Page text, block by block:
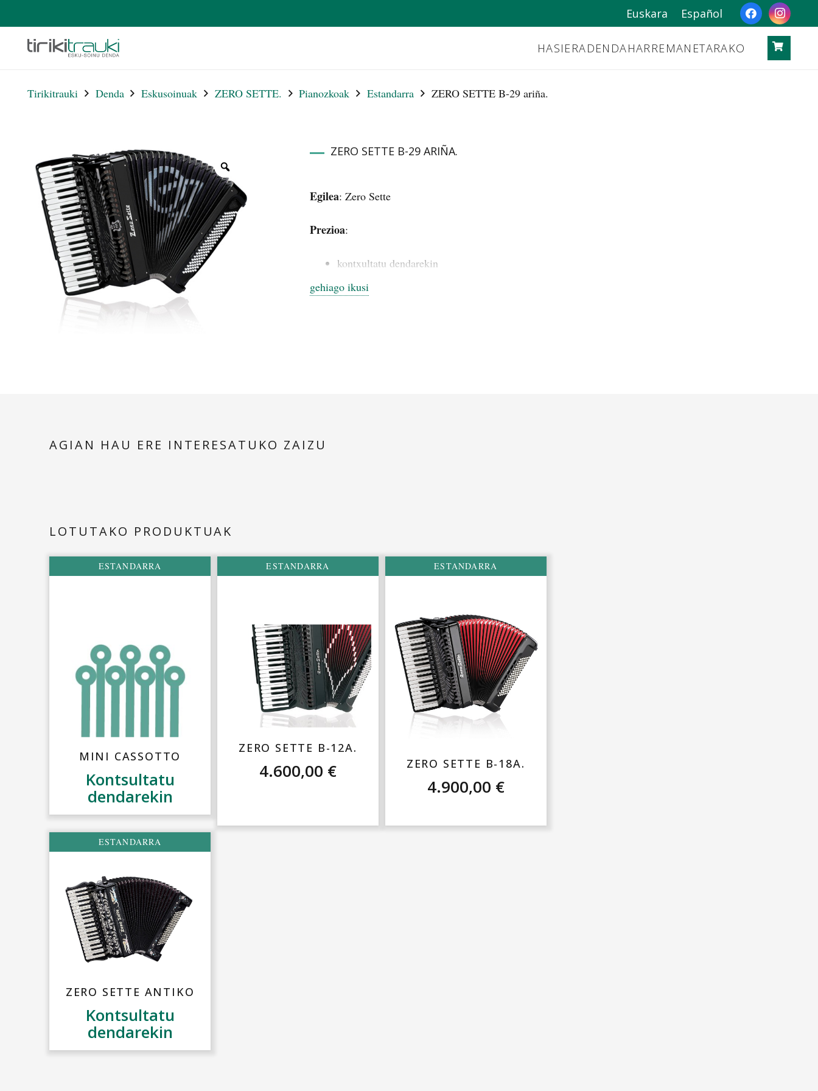
Euskara Español
HASIERADENDAHARREMANETARAKO
Tirikitrauki Denda Eskusoinuak ZERO SETTE. Pianozkoak Estandarra ZERO SETTE B-29 ariña.
ZERO SETTE B-29 ARIÑA.
Egilea: Zero Sette
Prezioa:
kontxultatu dendarekin
Ezaugarriak:
Ahotsak
gehiago ikusi
AGIAN HAU ERE INTERESATUKO ZAIZU
LOTUTAKO PRODUKTUAK
ESTANDARRA
MINI CASSOTTO
Kontsultatu
dendarekin
ESTANDARRA
ZERO SETTE B-12A.
4.600,00 €
ESTANDARRA
ZERO SETTE B-18A.
4.900,00 €
ESTANDARRA
ZERO SETTE ANTIKO
Kontsultatu
dendarekin